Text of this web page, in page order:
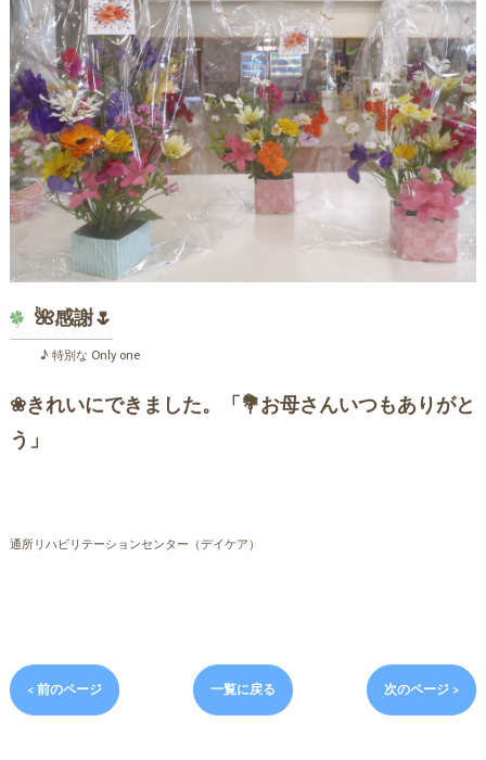
🌺感謝🌷
♪ 特別な Only one
❀きれいにできました。「💐お母さんいつもありがと
う」
通所リハビリテーションセンター（デイケア）
< 前のページ 一覧に戻る 次のページ >